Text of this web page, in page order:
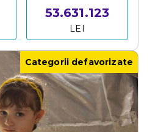
53.631.123
LEI
Categorii defavorizate